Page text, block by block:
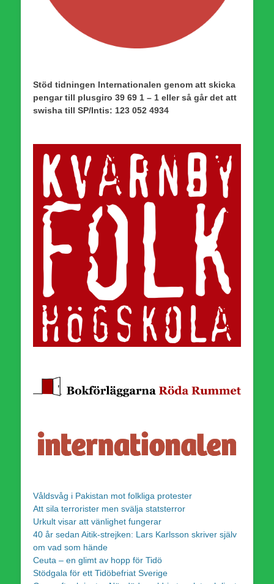
Stöd tidningen Internationalen genom att skicka
pengar till plusgiro 39 69 1 – 1 eller så går det att
swisha till SP/Intis: 123 052 4934
Våldsvåg i Pakistan mot folkliga protester
Att sila terrorister men svälja statsterror
Urkult visar att vänlighet fungerar
40 år sedan Aitik-strejken: Lars Karlsson skriver själv
om vad som hände
Ceuta – en glimt av hopp för Tidö
Stödgala för ett Tidöbefriat Sverige